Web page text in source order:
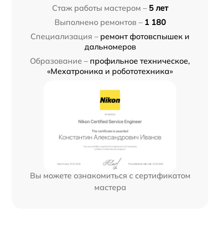
Стаж работы мастером – 5 лет
Выполнено ремонтов – 1 180
Специализация – ремонт фотовспышек и
дальномеров
Образование – профильное техническое,
«Мехатроника и робототехника»
Вы можете ознакомиться с сертификатом
мастера